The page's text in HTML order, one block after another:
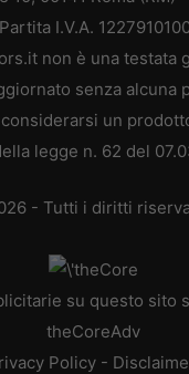
I.V.A.
non è una testata
senza alcuna
un
legge n. 62 del
- Tutti i diritti
su questo sito
theCoreAdv
Policy -